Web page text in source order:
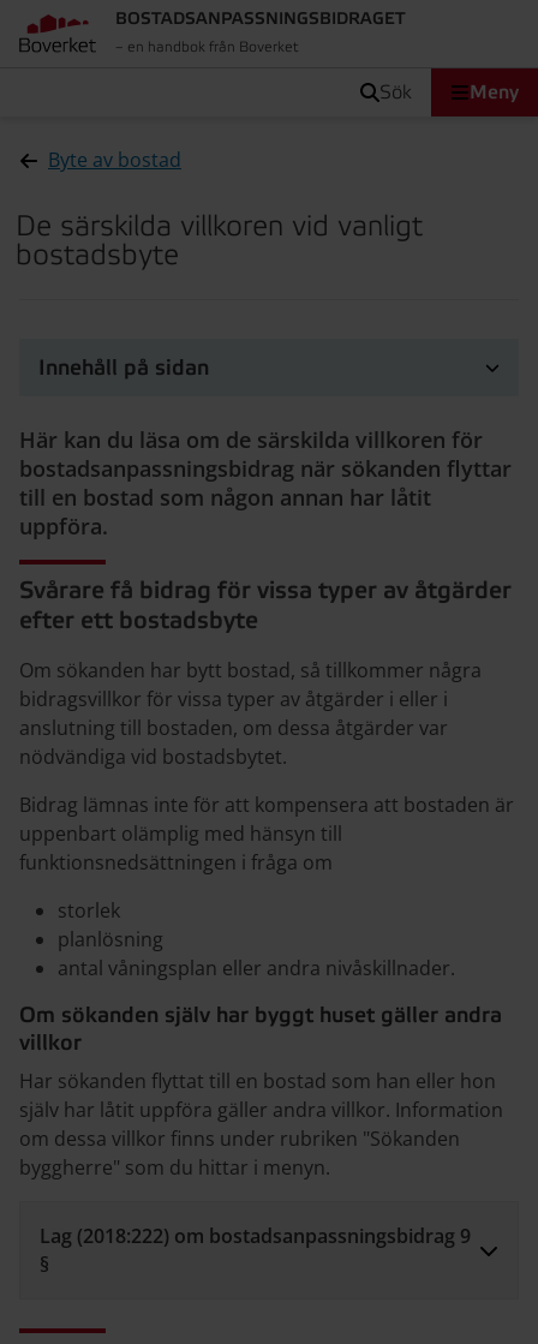
BOSTADSANPASSNINGS­BIDRAGET
– en handbok från Boverket
sök Meny
Byte av bostad
De särskilda villkoren vid vanligt
bostadsbyte
Innehåll på sidan
Här kan du läsa om de särskilda villkoren för
bostadsanpassningsbidrag när sökanden flyttar
till en bostad som någon annan har låtit
uppföra.
Svårare få bidrag för vissa typer av åtgärder
efter ett bostadsbyte
Om sökanden har bytt bostad, så tillkommer några
bidragsvillkor för vissa typer av åtgärder i eller i
anslutning till bostaden, om dessa åtgärder var
nödvändiga vid bostadsbytet.
Bidrag lämnas inte för att kompensera att bostaden är
uppenbart olämplig med hänsyn till
funktionsnedsättningen i fråga om
storlek
planlösning
antal våningsplan eller andra nivåskillnader.
Om sökanden själv har byggt huset gäller andra
villkor
Har sökanden flyttat till en bostad som han eller hon
själv har låtit uppföra gäller andra villkor. Information
om dessa villkor finns under rubriken "Sökanden
byggherre" som du hittar i menyn.
Lag (2018:222) om bostadsanpassningsbidrag 9
§